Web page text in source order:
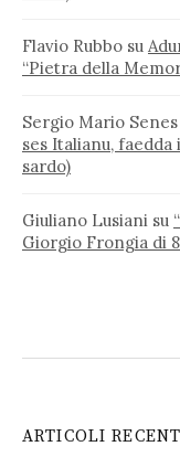
Flavio Rubbo su
“Pietra della
Sergio Mario Senes
ses Italianu,
sardo)
Giuliano Lusiani su
Giorgio Frongia di
ARTICOLI